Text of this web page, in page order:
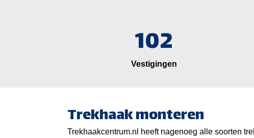
102
Vestigingen
Trekhaak monteren
Trekhaakcentrum.nl heeft nagenoeg alle soorten